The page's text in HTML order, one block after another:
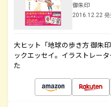
御朱印
2016.12.22
大ヒット「地球の歩き方 御朱
ックエッセイ。イラストレー
た